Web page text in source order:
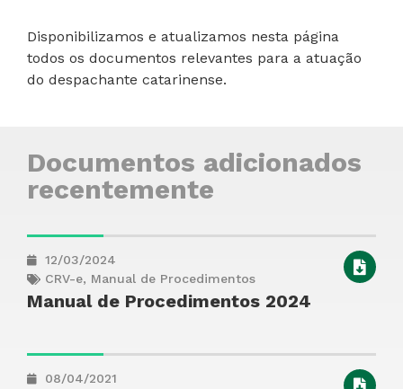
Disponibilizamos e atualizamos nesta página
todos os documentos relevantes para a atuação
do despachante catarinense.
Documentos adicionados
recentemente
12/03/2024
CRV-e, Manual de Procedimentos
Manual de Procedimentos 2024
08/04/2021